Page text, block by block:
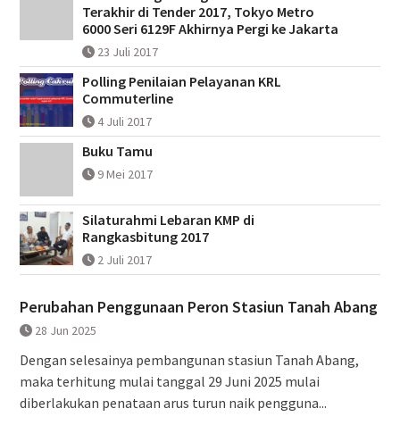
Terakhir di Tender 2017, Tokyo Metro
6000 Seri 6129F Akhirnya Pergi ke Jakarta
23 Juli 2017
Polling Penilaian Pelayanan KRL
Commuterline
4 Juli 2017
Buku Tamu
9 Mei 2017
Silaturahmi Lebaran KMP di
Rangkasbitung 2017
2 Juli 2017
Perubahan Penggunaan Peron Stasiun Tanah Abang
28 Jun 2025
Dengan selesainya pembangunan stasiun Tanah Abang,
maka terhitung mulai tanggal 29 Juni 2025 mulai
diberlakukan penataan arus turun naik pengguna...